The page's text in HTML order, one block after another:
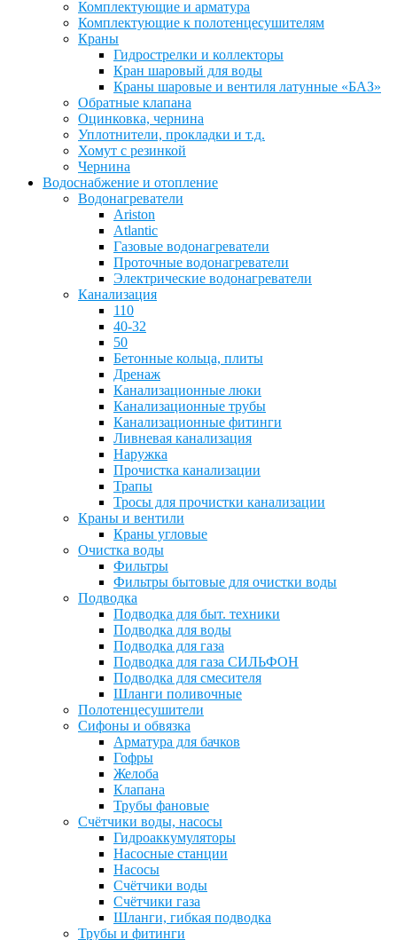
Комплектующие и арматура
Комплектующие к полотенцесушителям
Краны
Гидрострелки и коллекторы
Кран шаровый для воды
Краны шаровые и вентиля латунные «БАЗ»
Обратные клапана
Оцинковка, чернина
Уплотнители, прокладки и т.д.
Хомут с резинкой
Чернина
Водоснабжение и отопление
Водонагреватели
Ariston
Atlantic
Газовые водонагреватели
Проточные водонагреватели
Электрические водонагреватели
Канализация
110
40-32
50
Бетонные кольца, плиты
Дренаж
Канализационные люки
Канализационные трубы
Канализационные фитинги
Ливневая канализация
Наружка
Прочистка канализации
Трапы
Тросы для прочистки канализации
Краны и вентили
Краны угловые
Очистка воды
Фильтры
Фильтры бытовые для очистки воды
Подводка
Подводка для быт. техники
Подводка для воды
Подводка для газа
Подводка для газа СИЛЬФОН
Подводка для смесителя
Шланги поливочные
Полотенцесушители
Сифоны и обвязка
Арматура для бачков
Гофры
Желоба
Клапана
Трубы фановые
Счётчики воды, насосы
Гидроаккумуляторы
Насосные станции
Насосы
Счётчики воды
Счётчики газа
Шланги, гибкая подводка
Трубы и фитинги